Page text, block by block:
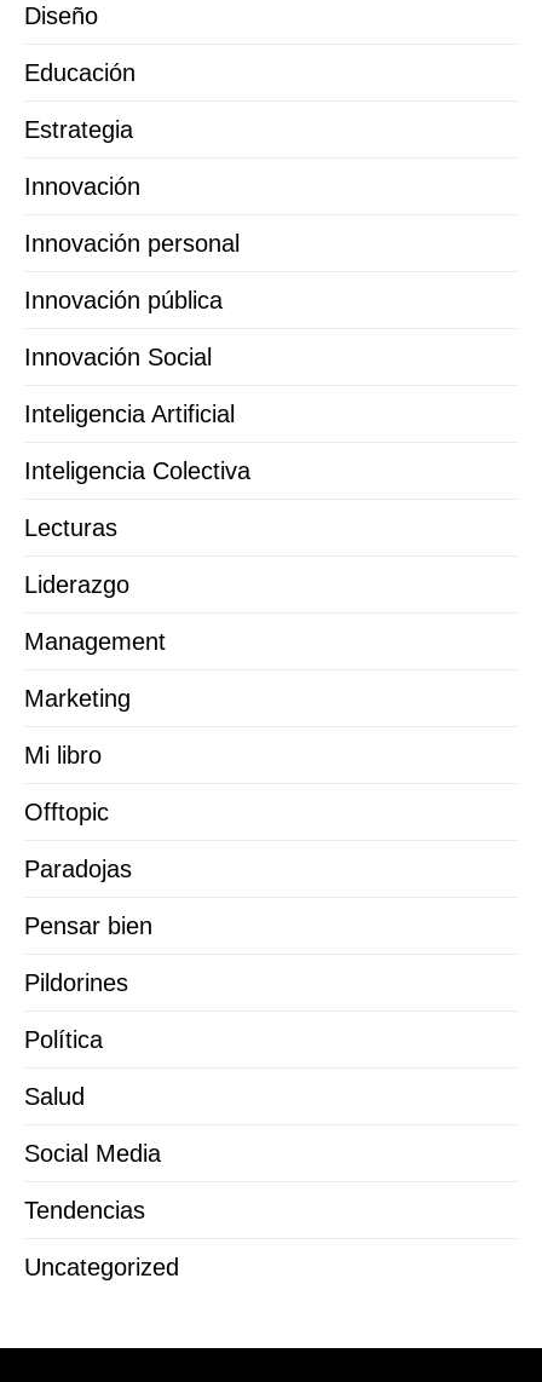
Diseño
Educación
Estrategia
Innovación
Innovación personal
Innovación pública
Innovación Social
Inteligencia Artificial
Inteligencia Colectiva
Lecturas
Liderazgo
Management
Marketing
Mi libro
Offtopic
Paradojas
Pensar bien
Pildorines
Política
Salud
Social Media
Tendencias
Uncategorized